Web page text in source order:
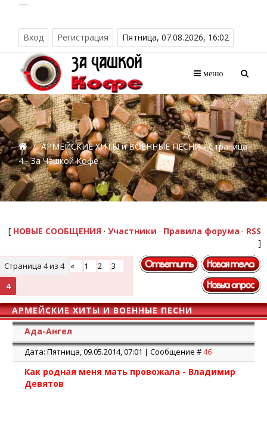
Вход Регистрация Пятница, 07.08.2026, 16:02
меню
/ АРМЕЙСКИЕ ХИТЫ и ВОЕННЫЕ ПЕСНИ - Страница
4 - За Чашкой Кофе
[ НОВЫЕ СООБЩЕНИЯ · Участники · Правила форума · RSS
]
Страница 4из 4 « 1 2
3
4
АРМЕЙСКИЕ ХИТЫ И ВОЕННЫЕ ПЕСНИ
Ада-Ангел
Дата: Пятница, 09.05.2014, 07:01 | Сообщение #46
Как родная меня мать провожала - Владимир
Девятов